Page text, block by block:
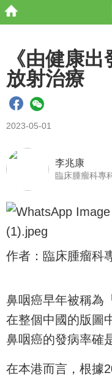
《由健康
放射治療
2023-05-01
李兆康
臨床腫瘤科專
作者：臨床腫瘤科
鼻咽癌早年被稱為
在整個中國的版圖
鼻咽癌的發病率確
在本港而言，根據